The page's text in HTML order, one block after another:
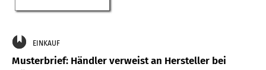
EINKAUF
Musterbrief: Händler verweist an Hersteller bei